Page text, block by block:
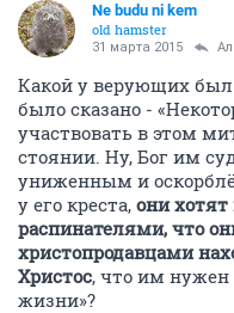
Ne budu ni kem
old hamster
31 марта 2015
Какой у верующих
было сказано -
участвовать в этом
стоянии. Ну, Бог им
униженным и
у его креста, они хотят
распинателями, что
христопродавцами
Христос, что им нужен
жизни»?